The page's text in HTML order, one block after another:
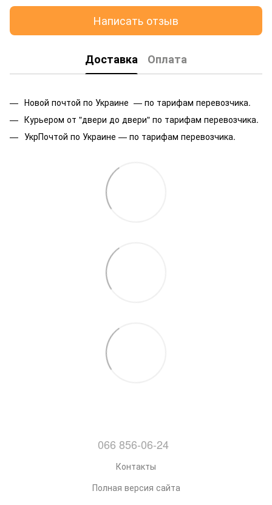
Написать отзыв
Доставка Оплата
Новой почтой по Украине — по тарифам перевозчика.
Курьером от "двери до двери" по тарифам перевозчика.
УкрПочтой по Украине — по тарифам перевозчика.
066 856-06-24
Контакты
Полная версия сайта